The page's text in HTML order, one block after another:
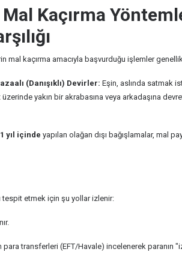
Mal Kaçırma
mal kaçırma amacıyla başvurduğu işlemler
(Danışıklı) Devirler: Eşin, aslında satmak
üzerinde yakın bir akrabasına veya arkadaşına
1 yıl içinde yapılan olağan dışı bağışlamalar, mal
etmek için şu yollar izlenir:
transferleri (EFT/Havale) incelenerek paranın